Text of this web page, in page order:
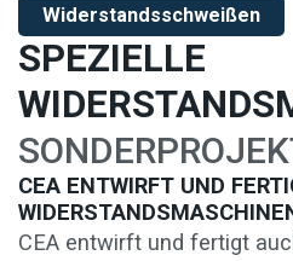
Widerstandsschweißen
SPEZIELLE
CEA ENTWIRFT UND
CEA entwirft und fertigt